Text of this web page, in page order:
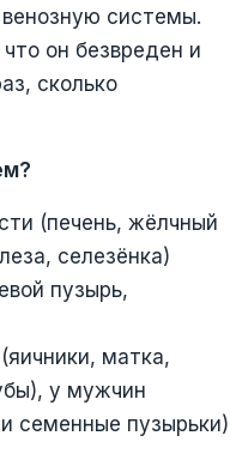
системы.
он безвреден и
сколько
(печень, жёлчный
селезёнка)
пузырь,
матка,
у мужчин
семенные пузырьки)